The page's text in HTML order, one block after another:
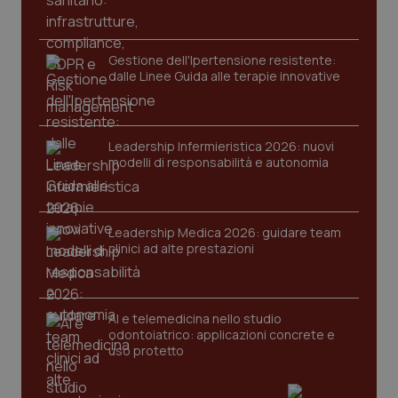
Gestione dell'Ipertensione resistente:
dalle Linee Guida alle terapie innovative
Leadership Infermieristica 2026: nuovi
modelli di responsabilità e autonomia
Leadership Medica 2026: guidare team
clinici ad alte prestazioni
AI e telemedicina nello studio
odontoiatrico: applicazioni concrete e
uso protetto
protette del sito. Il sito web non è in grado di
funzionare correttamente senza questi cookie.
Nome
VISITOR_PRIVACY_METADATA
YouTube
.youtube.com
CookieScriptConsent